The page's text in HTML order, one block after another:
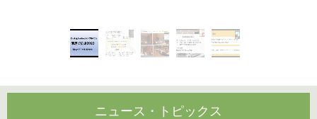
ニュース・トピックス